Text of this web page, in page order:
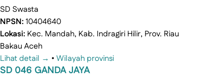
SD Swasta
NPSN:10404640
Lokasi: Kec. Mandah, Kab. Indragiri Hilir, Prov. Riau
Bakau Aceh
Lihat detail → • Wilayah provinsi
SD 046 GANDA JAYA